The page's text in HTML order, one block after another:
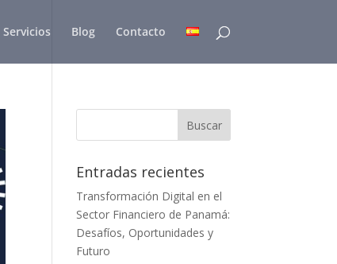
Servicios Blog Contacto
Entradas recientes
Transformación Digital en el
Sector Financiero de Panamá:
Desafíos, Oportunidades y
Futuro